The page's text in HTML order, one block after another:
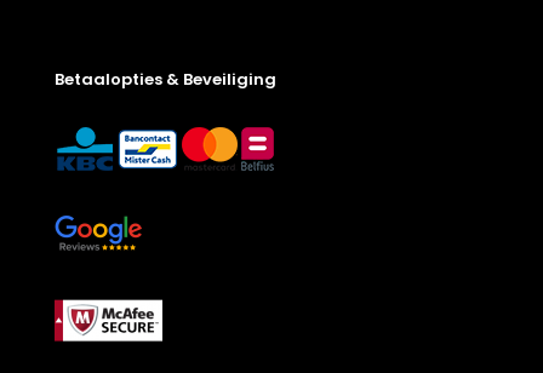
Betaalopties & Beveiliging